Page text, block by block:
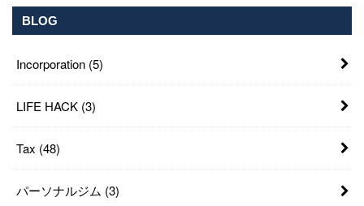
BLOG
Incorporation (5)
LIFE HACK (3)
Tax (48)
パーソナルジム (3)